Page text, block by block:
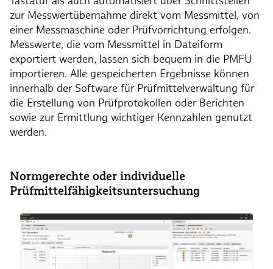
zur Messwertübernahme direkt vom Messmittel, von
einer Messmaschine oder Prüfvorrichtung erfolgen.
Messwerte, die vom Messmittel in Dateiform
exportiert werden, lassen sich bequem in die PMFU
importieren. Alle gespeicherten Ergebnisse können
innerhalb der Software für Prüfmittelverwaltung für
die Erstellung von Prüfprotokollen oder Berichten
sowie zur Ermittlung wichtiger Kennzahlen genutzt
werden.
Normgerechte oder individuelle
Prüfmittelfähigkeitsuntersuchung